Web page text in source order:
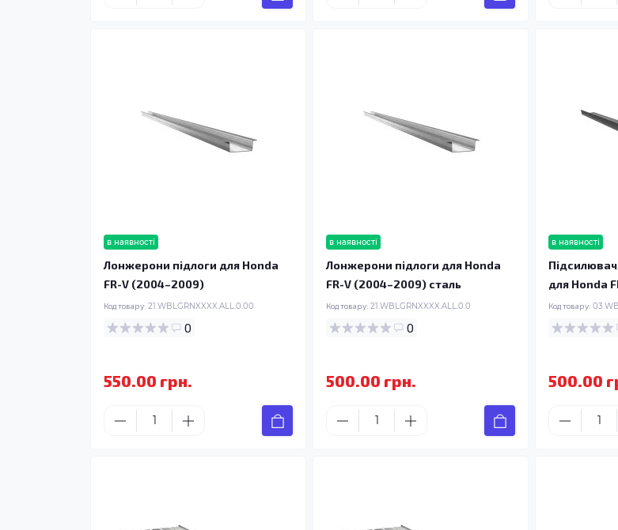
в наявності
Лонжерони підлоги для Honda
FR-V (2004–2009)
Код товару: 21.WBLGRNXXXX.ALL.0.00
0
550.00 грн.
в наявності
Лонжерони підлоги для Honda
FR-V (2004–2009) сталь
Код товару: 21.WBLGRNXXXX.ALL.0.0
0
500.00 грн.
в наявності
для Honda
Код товару:
500.00